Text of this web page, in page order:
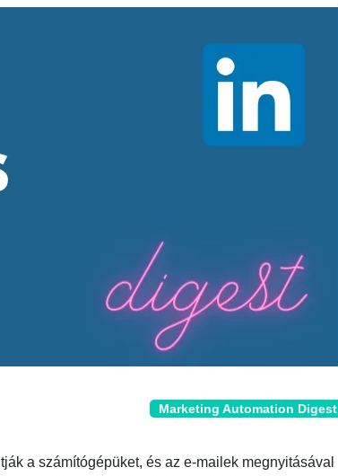
Marketing Automation Digest
a számítógépüket, és az e-mailek megnyitásával